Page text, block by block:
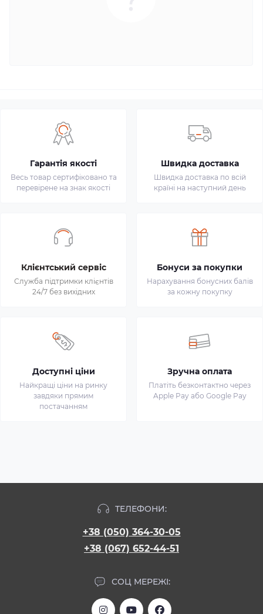
Гарантія якості
Весь товар сертифіковано та
перевірене на знак якості
Швидка доставка
Швидка доставка по всій
країні на наступний день
Клієнтський сервіс
Служба підтримки клієнтів
24/7 без вихідних
Бонуси за покупки
Нарахування бонусних балів
за кожну покупку
Доступні ціни
Найкращі ціни на ринку
завдяки прямим
постачанням
Зручна оплата
Платіть безконтактно через
Apple Pay або Google Pay
ТЕЛЕФОНИ:
+38 (050) 364-30-05
+38 (067) 652-44-51
СОЦ МЕРЕЖІ: